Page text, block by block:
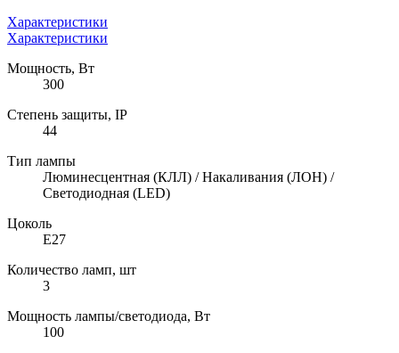
Характеристики
Характеристики
Мощность, Вт
300
Степень защиты, IP
44
Тип лампы
Люминесцентная (КЛЛ) / Накаливания (ЛОН) /
Светодиодная (LED)
Цоколь
E27
Количество ламп, шт
3
Мощность лампы/светодиода, Вт
100